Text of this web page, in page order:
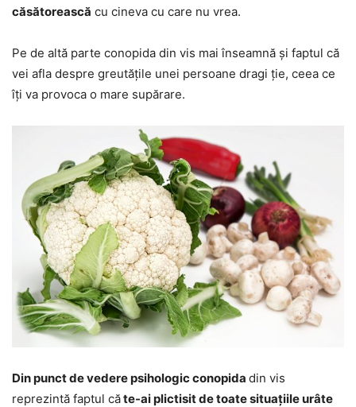
căsătorească cu cineva cu care nu vrea.
Pe de altă parte conopida din vis mai înseamnă și faptul că
vei afla despre greutățile unei persoane dragi ție, ceea ce
îți va provoca o mare supărare.
Din punct de vedere psihologic conopida din vis
reprezintă faptul căte-ai plictisit de toate situațiile urâte